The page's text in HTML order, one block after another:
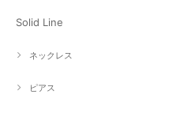
Solid Line
ネックレス
ピアス